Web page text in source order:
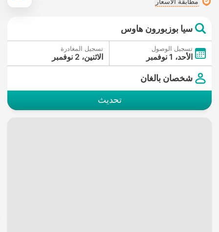
سيا بوزبورون هاوس
تسجيل الوصول
الأحد، 1 نوفمبر
تسجيل المغادرة
الاثنين، 2 نوفمبر
شخصان بالغان
تحديث